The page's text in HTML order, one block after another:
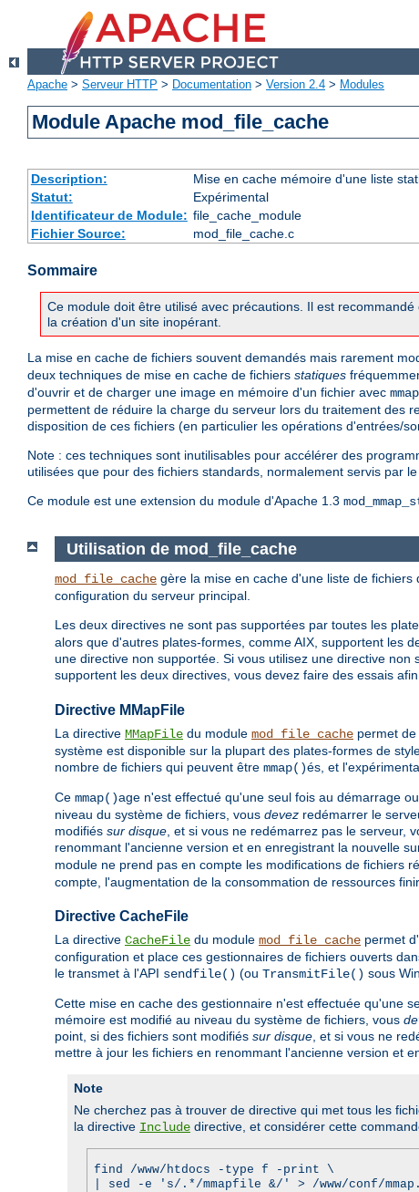
Apache > Serveur HTTP > Documentation > Version 2.4 > Modules
Module Apache mod_file_cache
Description:
Mise en cache mémoire d'une liste
Statut:
Expérimental
Identificateur de Module: file_cache_module
Fichier Source:
mod_file_cache.c
Sommaire
Ce module doit être utilisé avec précautions. Il est
la création d'un site inopérant.
La mise en cache de fichiers souvent demandés mais rarement
deux techniques de mise en cache de fichiers statiques
d'ouvrir et de charger une image en mémoire d'un fichier avec
permettent de réduire la charge du serveur lors du traitement des
disposition de ces fichiers (en particulier les opérations d'entrées/
Note : ces techniques sont inutilisables pour accélérer des
utilisées que pour des fichiers standards, normalement servis par
Ce module est une extension du module d'Apache 1.3
Utilisation de mod_file_cache
mod_file_cache gère la mise en cache d'une liste de
configuration du serveur principal.
Les deux directives ne sont pas supportées par toutes les
alors que d'autres plates-formes, comme AIX, supportent les
une directive non supportée. Si vous utilisez une directive
supportent les deux directives, vous devez faire des essais
Directive MMapFile
La directive MMapFile du module mod_file_cache permet
système est disponible sur la plupart des plates-formes de
nombre de fichiers qui peuvent être mmap()és, et
Ce mmap()age n'est effectué qu'une seul fois au démarrage
niveau du système de fichiers, vous devez redémarrer le
modifiés sur disque , et si vous ne redémarrez pas le serveur,
renommant l'ancienne version et en enregistrant la nouvelle
module ne prend pas en compte les modifications de fichiers
compte, l'augmentation de la consommation de ressources
Directive CacheFile
La directive CacheFile du module mod_file_cache permet
configuration et place ces gestionnaires de fichiers ouverts
le transmet à l'API sendfile() (ou TransmitFile() sous
Cette mise en cache des gestionnaire n'est effectuée qu'une
mémoire est modifié au niveau du système de fichiers, vous
point, si des fichiers sont modifiés sur disque , et si vous ne
mettre à jour les fichiers en renommant l'ancienne version et
Note
Ne cherchez pas à trouver de directive qui met tous les
la directive Include directive, et considérer cette
find /www/htdocs -type f -print \
| sed -e 's/.*/mmapfile &/' > /www/conf/